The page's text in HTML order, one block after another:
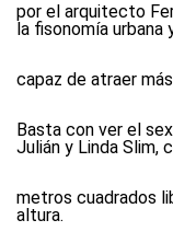
por el arquitecto
la fisonomía urbana
capaz de atraer
Basta con ver el
Julián y Linda Slim,
metros cuadrados
altura.